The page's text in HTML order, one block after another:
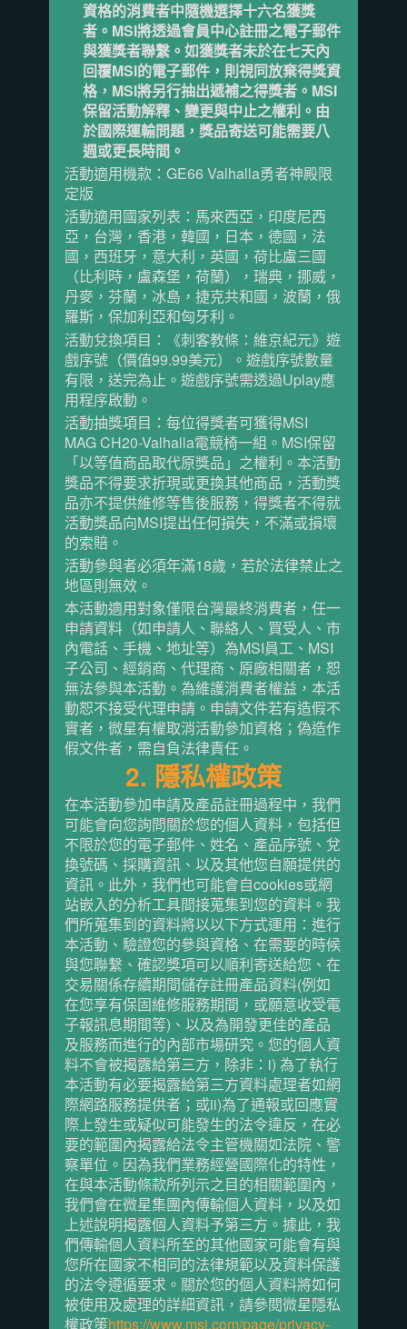
資格的消費者中隨機選擇十六名獲獎
者。MSI將透過會員中心註冊之電子郵件
與獲獎者聯繫。如獲獎者未於在七天內
回覆MSI的電子郵件，則視同放棄得獎資
格，MSI將另行抽出遞補之得獎者。MSI
保留活動解釋、變更與中止之權利。由
於國際運輸問題，獎品寄送可能需要八
週或更長時間。
活動適用機款：GE66 Valhalla勇者神殿限
定版
活動適用國家列表：馬來西亞，印度尼西
亞，台灣，香港，韓國，日本，德國，法
國，西班牙，意大利，英國，荷比盧三國
（比利時，盧森堡，荷蘭），瑞典，挪威，
丹麥，芬蘭，冰島，捷克共和國，波蘭，俄
羅斯，保加利亞和匈牙利。
活動兌換項目：《刺客教條：維京紀元》遊
戲序號（價值99.99美元）。遊戲序號數量
有限，送完為止。遊戲序號需透過Uplay應
用程序啟動。
活動抽獎項目：每位得獎者可獲得MSI
MAG CH20-Valhalla電競椅一組。MSI保留
「以等值商品取代原獎品」之權利。本活動
獎品不得要求折現或更換其他商品，活動獎
品亦不提供維修等售後服務，得獎者不得就
活動獎品向MSI提出任何損失，不滿或損壞
的索賠。
活動參與者必須年滿18歲，若於法律禁止之
地區則無效。
本活動適用對象僅限台灣最終消費者，任一
申請資料（如申請人、聯絡人、買受人、市
內電話、手機、地址等）為MSI員工、MSI
子公司、經銷商、代理商、原廠相關者，恕
無法參與本活動。為維護消費者權益，本活
動恕不接受代理申請。申請文件若有造假不
實者，微星有權取消活動參加資格；偽造作
假文件者，需自負法律責任。
2. 隱私權政策
在本活動參加申請及產品註冊過程中，我們
可能會向您詢問關於您的個人資料，包括但
不限於您的電子郵件、姓名、產品序號、兌
換號碼、採購資訊、以及其他您自願提供的
資訊。此外，我們也可能會自cookies或網
站嵌入的分析工具間接蒐集到您的資料。我
們所蒐集到的資料將以以下方式運用：進行
本活動、驗證您的參與資格、在需要的時候
與您聯繫、確認獎項可以順利寄送給您、在
交易關係存續期間儲存註冊產品資料(例如
在您享有保固維修服務期間，或願意收受電
子報訊息期間等)、以及為開發更佳的產品
及服務而進行的內部市場研究。您的個人資
料不會被揭露給第三方，除非：i) 為了執行
本活動有必要揭露給第三方資料處理者如網
際網路服務提供者；或ii)為了通報或回應實
際上發生或疑似可能發生的法令違反，在必
要的範圍內揭露給法令主管機關如法院、警
察單位。因為我們業務經營國際化的特性，
在與本活動條款所列示之目的相關範圍內，
我們會在微星集團內傳輸個人資料，以及如
上述說明揭露個人資料予第三方。據此，我
們傳輸個人資料所至的其他國家可能會有與
您所在國家不相同的法律規範以及資料保護
的法令遵循要求。關於您的個人資料將如何
被使用及處理的詳細資訊，請參閱微星隱私
權政策https://www.msi.com/page/privacy-